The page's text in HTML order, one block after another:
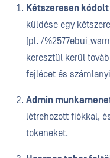
Kétszeresen
küldése egy
(pl. /
keresztül kerül
fejlécet és
Admin
létrehozott fiókkal,
tokeneket.